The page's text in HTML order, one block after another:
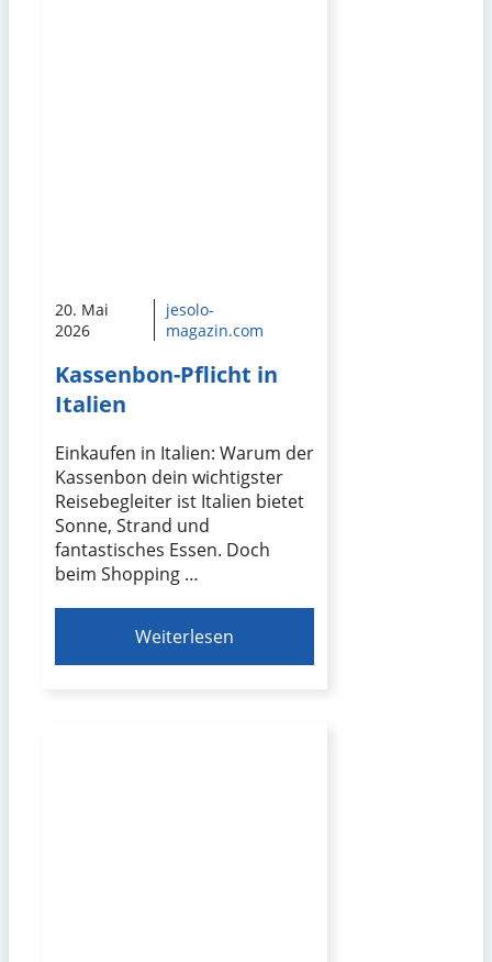
20. Mai
2026
jesolo-
magazin.com
Kassenbon-Pflicht in
Italien
Einkaufen in Italien: Warum der
Kassenbon dein wichtigster
Reisebegleiter ist Italien bietet
Sonne, Strand und
fantastisches Essen. Doch
beim Shopping …
Weiterlesen